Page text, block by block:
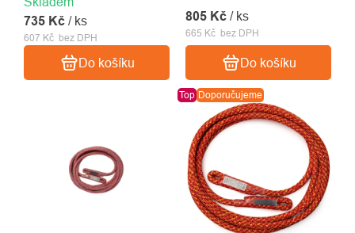
607 Kč bez DPH
735 Kč / ks
Do košíku
umožňuje vám být
efektivnější ve stříšce,
přičemž vaše pracovní
polohovací lano se
665 Kč bez DPH
805 Kč / ks
Do košíku
lepením.
Top Doporučujeme